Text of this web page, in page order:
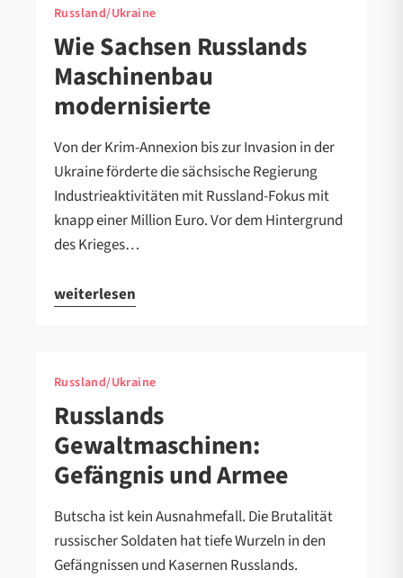
Russland/Ukraine
Wie Sachsen Russlands
Maschinenbau
modernisierte
Von der Krim-Annexion bis zur Invasion in der
Ukraine förderte die sächsische Regierung
Industrieaktivitäten mit Russland-Fokus mit
knapp einer Million Euro. Vor dem Hintergrund
des Krieges…
weiterlesen
Russland/Ukraine
Russlands
Gewaltmaschinen:
Gefängnis und Armee
Butscha ist kein Ausnahmefall. Die Brutalität
russischer Soldaten hat tiefe Wurzeln in den
Gefängnissen und Kasernen Russlands.